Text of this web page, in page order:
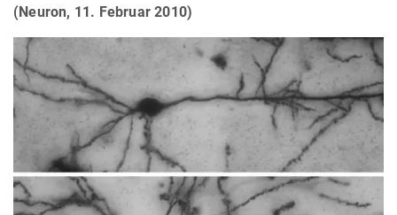
(Neuron, 11. Februar 2010)